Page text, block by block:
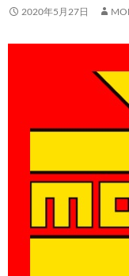
2020年5月27日